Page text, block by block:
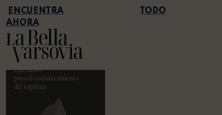
TODO
AHORA